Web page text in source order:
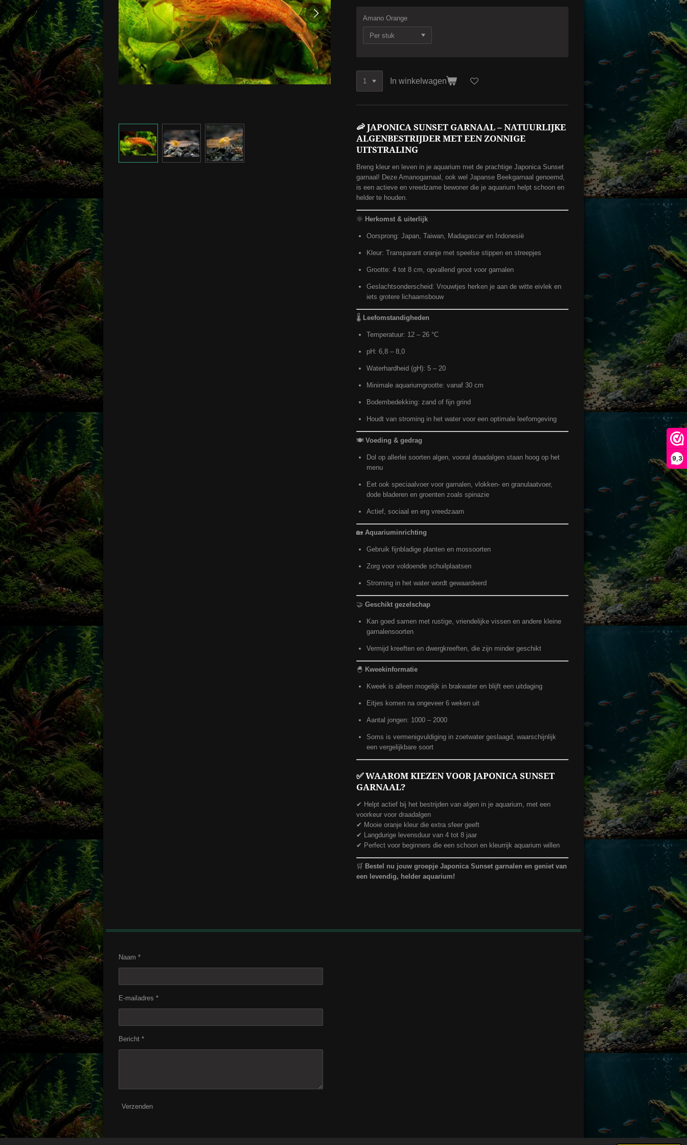
9,3
Amano Orange
In winkelwagen
🦐 JAPONICA SUNSET GARNAAL – NATUURLIJKE
ALGENBESTRIJDER MET EEN ZONNIGE
UITSTRALING
Breng kleur en leven in je aquarium met de prachtige Japonica Sunset
garnaal! Deze Amanogarnaal, ook wel Japanse Beekgarnaal genoemd,
is een actieve en vreedzame bewoner die je aquarium helpt schoon en
helder te houden.
🌞 Herkomst & uiterlijk
Oorsprong: Japan, Taiwan, Madagascar en Indonesië
Kleur: Transparant oranje met speelse stippen en streepjes
Grootte: 4 tot 8 cm, opvallend groot voor garnalen
Geslachtsonderscheid: Vrouwtjes herken je aan de witte eivlek en
iets grotere lichaamsbouw
🌡️ Leefomstandigheden
Temperatuur: 12 – 26 °C
pH: 6,8 – 8,0
Waterhardheid (gH): 5 – 20
Minimale aquariumgrootte: vanaf 30 cm
Bodembedekking: zand of fijn grind
Houdt van stroming in het water voor een optimale leefomgeving
🍽️ Voeding & gedrag
Dol op allerlei soorten algen, vooral draadalgen staan hoog op het
menu
Eet ook speciaalvoer voor garnalen, vlokken- en granulaatvoer,
dode bladeren en groenten zoals spinazie
Actief, sociaal en erg vreedzaam
🏡 Aquariuminrichting
Gebruik fijnbladige planten en mossoorten
Zorg voor voldoende schuilplaatsen
Stroming in het water wordt gewaardeerd
🤝 Geschikt gezelschap
Kan goed samen met rustige, vriendelijke vissen en andere kleine
garnalensoorten
Vermijd kreeften en dwergkreeften, die zijn minder geschikt
🐣 Kweekinformatie
Kweek is alleen mogelijk in brakwater en blijft een uitdaging
Eitjes komen na ongeveer 6 weken uit
Aantal jongen: 1000 – 2000
Soms is vermenigvuldiging in zoetwater geslaagd, waarschijnlijk
een vergelijkbare soort
✅WAAROM KIEZEN VOOR JAPONICA SUNSET
GARNAAL?
✔ Helpt actief bij het bestrijden van algen in je aquarium, met een
voorkeur voor draadalgen
✔ Mooie oranje kleur die extra sfeer geeft
✔ Langdurige levensduur van 4 tot 8 jaar
✔ Perfect voor beginners die een schoon en kleurrijk aquarium willen
🛒 Bestel nu jouw groepje Japonica Sunset garnalen en geniet van
een levendig, helder aquarium!
Naam *
E-mailadres *
Bericht *
Verzenden